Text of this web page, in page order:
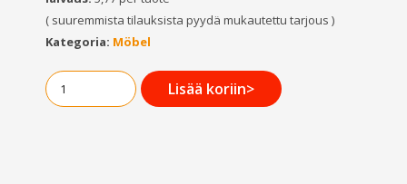
( suuremmista tilauksista pyydä mukautettu tarjous )
Kategoria: Möbel
Lisää koriin>